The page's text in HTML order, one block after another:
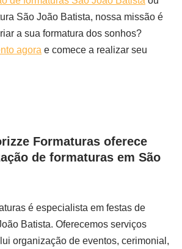
São João Batista, nossa missão é
a sua formatura dos sonhos?
agora e comece a realizar seu
Formaturas oferece
de formaturas em São
é especialista em festas de
Batista. Oferecemos serviços
organização de eventos, cerimonial,